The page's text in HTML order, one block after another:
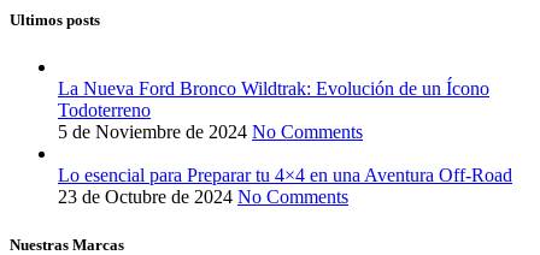
Ultimos posts
La Nueva Ford Bronco Wildtrak: Evolución de un Ícono
Todoterreno
5 de Noviembre de 2024 No Comments
Lo esencial para Preparar tu 4×4 en una Aventura Off-Road
23 de Octubre de 2024 No Comments
Nuestras Marcas